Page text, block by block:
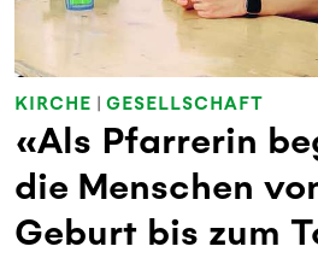
KIRCHE | GESELLSCHAFT
«Als Pfarrerin
die Menschen
Geburt bis zum